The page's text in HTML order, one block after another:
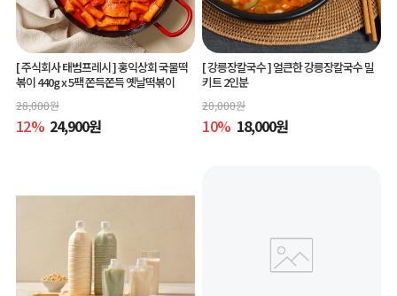
[ 주식회사 태범프레시 ]홍익상회 국물떡
볶이 440g x 5팩 쫀득쫀득 옛날떡볶이
28,000원
12% 24,900원
[ 강릉장칼국수 ]얼큰한 강릉장칼국수 밀
키트 2인분
20,000원
10% 18,000원